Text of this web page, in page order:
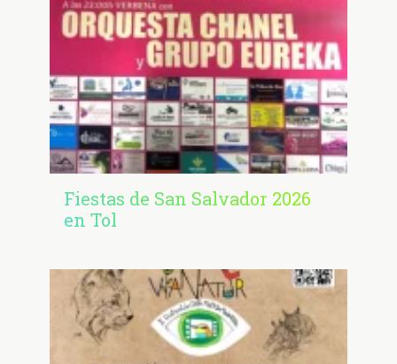
Fiestas de San Salvador 2026
en Tol